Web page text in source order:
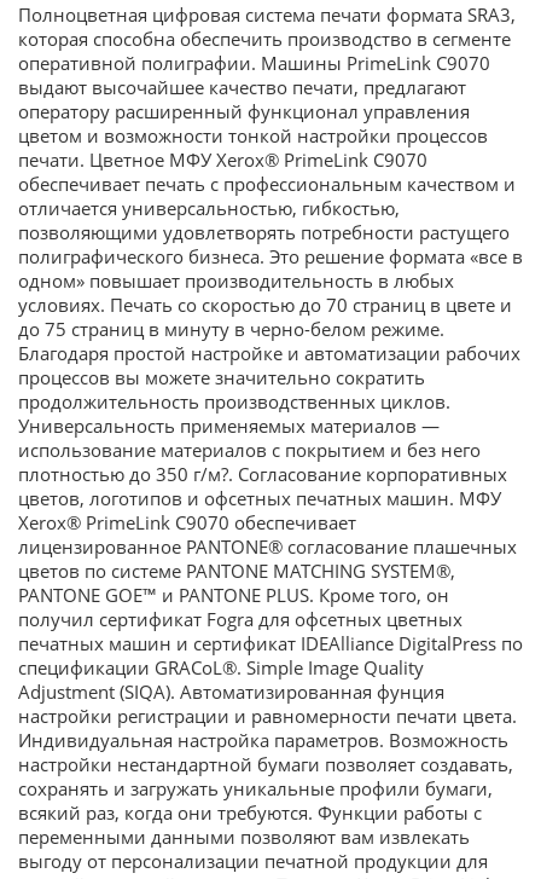
Полноцветная цифровая система печати формата SRА3,
которая способна обеспечить производство в сегменте
оперативной полиграфии. Машины PrimeLink С9070
выдают высочайшее качество печати, предлагают
оператору расширенный функционал управления
цветом и возможности тонкой настройки процессов
печати. Цветное МФУ Xerox® PrimeLink C9070
обеспечивает печать c профессиональным качеством и
отличается универсальностью, гибкостью,
позволяющими удовлетворять потребности растущего
полиграфического бизнеса. Это решение формата «все в
одном» повышает производительность в любых
условиях. Печать со скоростью до 70 страниц в цвете и
до 75 страниц в минуту в черно-белом режиме.
Благодаря простой настройке и автоматизации рабочих
процессов вы можете значительно сократить
продолжительность производственных циклов.
Универсальность применяемых материалов —
использование материалов с покрытием и без него
плотностью до 350 г/м?. Согласование корпоративных
цветов, логотипов и офсетных печатных машин. МФУ
Xerox® PrimeLink C9070 обеспечивает
лицензированное PANTONE® согласование плашечных
цветов по системе PANTONE MATCHING SYSTEM®,
PANTONE GOE™ и PANTONE PLUS. Кроме того, он
получил сертификат Fogra для офсетных цветных
печатных машин и сертификат IDEAlliance DigitalPress по
спецификации GRACoL®. Simple Image Quality
Adjustment (SIQA). Автоматизированная фунция
настройки регистрации и равномерности печати цвета.
Индивидуальная настройка параметров. Возможность
настройки нестандартной бумаги позволяет создавать,
сохранять и загружать уникальные профили бумаги,
всякий раз, когда они требуются. Функции работы с
переменными данными позволяют вам извлекать
выгоду от персонализации печатной продукции для